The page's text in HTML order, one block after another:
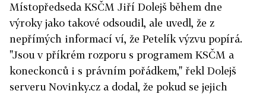
Místopředseda KSČM Jiří Dolejš během dne
výroky jako takové odsoudil, ale uvedl, že z
nepřímých informací ví, že Petelík výzvu popírá.
"Jsou v příkrém rozporu s programem KSČM a
koneckonců i s právním pořádkem," řekl Dolejš
serveru Novinky.cz a dodal, že pokud se jejich